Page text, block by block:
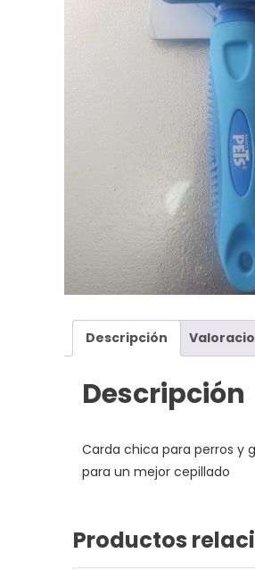
Descripción
Descripción
Carda chica para perros y
para un mejor cepillado
Productos